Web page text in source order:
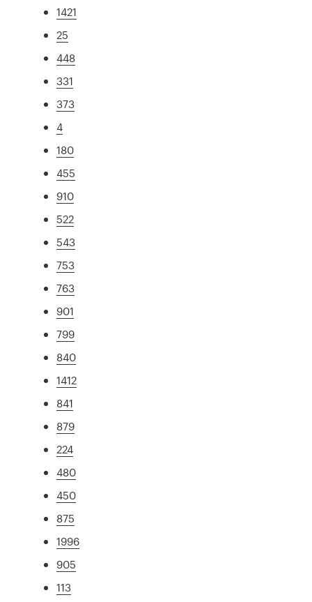
1421
25
448
331
373
4
180
455
910
522
543
753
763
901
799
840
1412
841
879
224
480
450
875
1996
905
113